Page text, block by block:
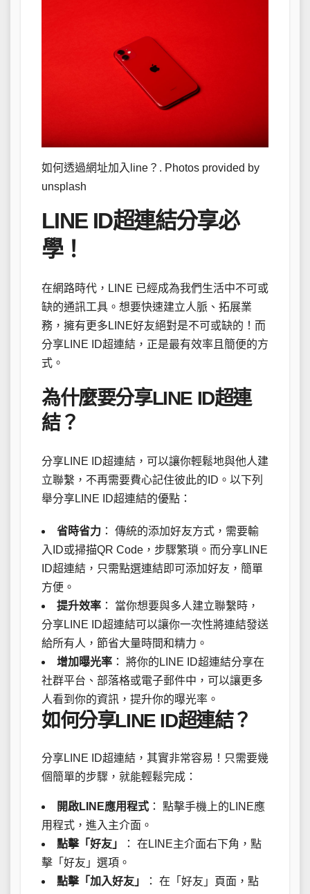
如何透過網址加入line？. Photos provided by
unsplash
LINE ID超連結分享必
學！
在網路時代，LINE 已經成為我們生活中不可或
缺的通訊工具。想要快速建立人脈、拓展業
務，擁有更多LINE好友絕對是不可或缺的！而
分享LINE ID超連結，正是最有效率且簡便的方
式。
為什麼要分享LINE ID超連
結？
分享LINE ID超連結，可以讓你輕鬆地與他人建
立聯繫，不再需要費心記住彼此的ID。以下列
舉分享LINE ID超連結的優點：
省時省力 ： 傳統的添加好友方式，需要輸
入ID或掃描QR Code，步驟繁瑣。而分享LINE
ID超連結，只需點選連結即可添加好友，簡單
方便。
提升效率 ： 當你想要與多人建立聯繫時，
分享LINE ID超連結可以讓你一次性將連結發送
給所有人，節省大量時間和精力。
增加曝光率 ： 將你的LINE ID超連結分享在
社群平台、部落格或電子郵件中，可以讓更多
人看到你的資訊，提升你的曝光率。
如何分享LINE ID超連結？
分享LINE ID超連結，其實非常容易！只需要幾
個簡單的步驟，就能輕鬆完成：
開啟LINE應用程式 ： 點擊手機上的LINE應
用程式，進入主介面。
點擊「好友」
： 在LINE主介面右下角，點
擊「好友」選項。
點擊「加入好友」
： 在「好友」頁面，點